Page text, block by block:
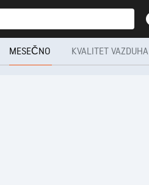
MESEČNO KVALITET VAZDUHA